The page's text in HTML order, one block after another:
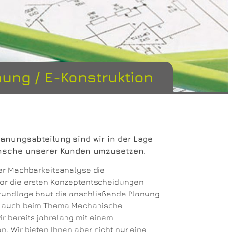
/ E-Konstruktion
sind wir in der Lage
unserer Kunden umzusetzen.
Machbarkeitsanalyse die
die ersten Konzeptentscheidungen
baut die anschließende Planung
beim Thema Mechanische
bereits jahrelang mit einem
Wir bieten Ihnen aber nicht nur eine